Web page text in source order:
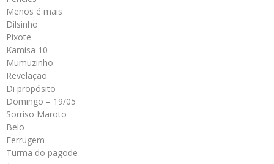
Menos é mais
Dilsinho
Pixote
Kamisa 10
Mumuzinho
Revelação
Di propósito
Domingo – 19/05
Sorriso Maroto
Belo
Ferrugem
Turma do pagode